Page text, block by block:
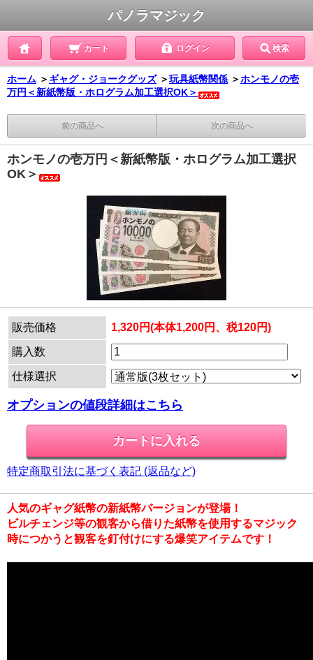
パノラマジック
カート ログイン 検索
ホーム ＞ ギャグ・ジョークグッズ ＞玩具紙幣関係 ＞ホンモノの壱
万円＜新紙幣版・ホログラム加工選択OK＞
前の商品へ 次の商品へ
ホンモノの壱万円＜新紙幣版・ホログラム加工選択
OK＞
販売価格 1,320円(本体1,200円、税120円)
購入数
仕様選択
オプションの値段詳細はこちら
特定商取引法に基づく表記 (返品など)
人気のギャグ紙幣の新紙幣バージョンが登場！
ビルチェンジ等の観客から借りた紙幣を使用するマジック
時につかうと観客を釘付けにする爆笑アイテムです！